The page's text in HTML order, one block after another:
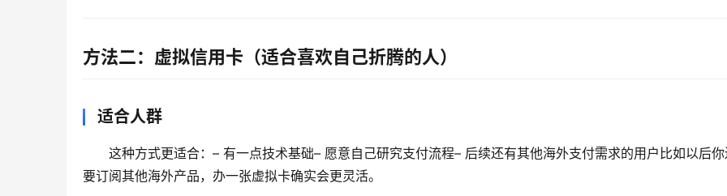
方法二：虚拟信用卡（适合喜欢自己折腾的人）
适合人群
这种方式更适合：– 有一点技术基础– 愿意自己研究支付流程– 后续还有其他海外支付需求的用户比如以后
要订阅其他海外产品，办一张虚拟卡确实会更灵活。